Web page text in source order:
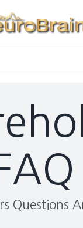
Questions